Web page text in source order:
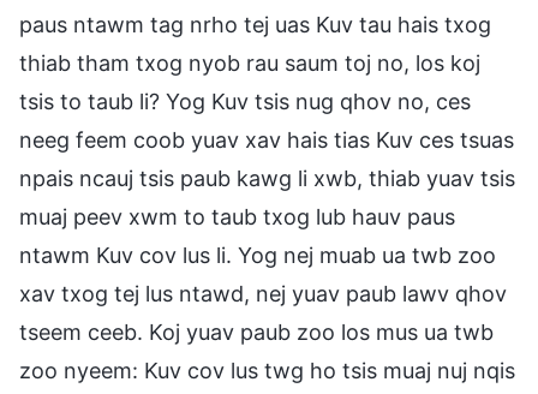
paus ntawm tag nrho tej uas Kuv tau hais txog
thiab tham txog nyob rau saum toj no, los koj
tsis to taub li? Yog Kuv tsis nug qhov no, ces
neeg feem coob yuav xav hais tias Kuv ces tsuas
npais ncauj tsis paub kawg li xwb, thiab yuav tsis
muaj peev xwm to taub txog lub hauv paus
ntawm Kuv cov lus li. Yog nej muab ua twb zoo
xav txog tej lus ntawd, nej yuav paub lawv qhov
tseem ceeb. Koj yuav paub zoo los mus ua twb
zoo nyeem: Kuv cov lus twg ho tsis muaj nuj nqis